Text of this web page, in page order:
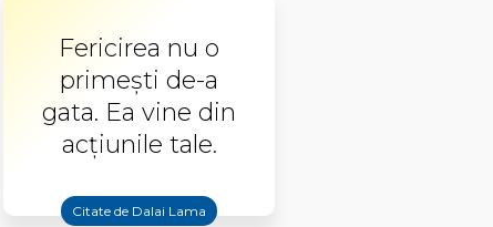
Fericirea nu o
primești de-a
gata. Ea vine din
acțiunile tale.
Citate de Dalai Lama